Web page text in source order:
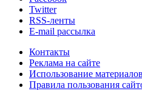
Twitter
RSS-ленты
E-mail рассылка
Контакты
Реклама на сайте
Использование
Правила пользования